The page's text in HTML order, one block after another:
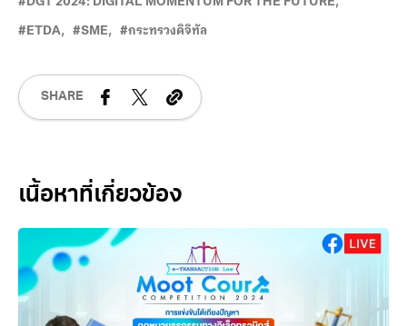
ETDA SME กระทรวงดิจิทัล
SHARE
Related Posts